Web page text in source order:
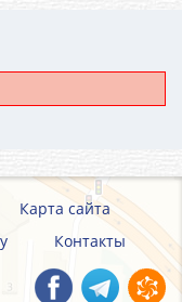
Карта сайта
Контакты